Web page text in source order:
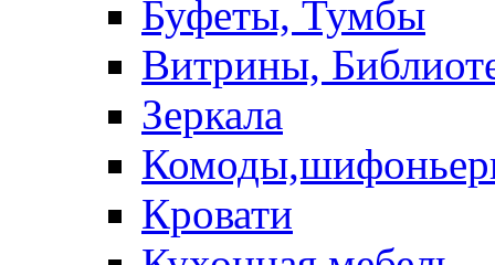
Буфеты, Тумбы
Витрины,
Зеркала
Кровати